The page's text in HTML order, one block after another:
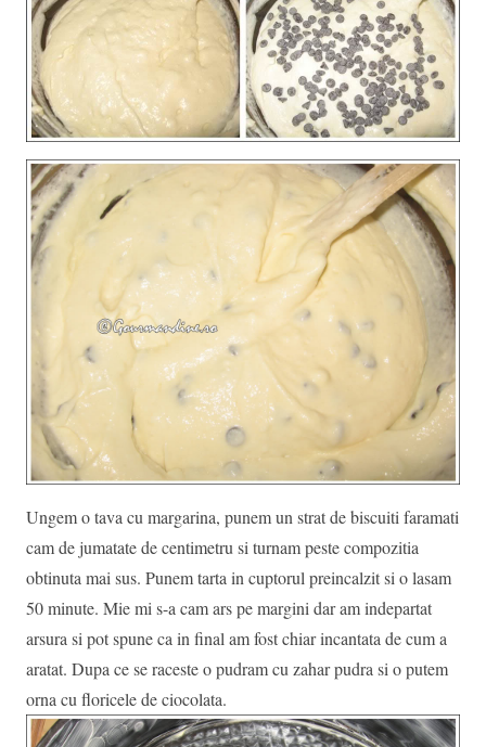
Ungem o tava cu margarina, punem un strat de biscuiti faramati
cam de jumatate de centimetru si turnam peste compozitia
obtinuta mai sus. Punem tarta in cuptorul preincalzit si o lasam
50 minute. Mie mi s-a cam ars pe margini dar am indepartat
arsura si pot spune ca in final am fost chiar incantata de cum a
aratat. Dupa ce se raceste o pudram cu zahar pudra si o putem
orna cu floricele de ciocolata.